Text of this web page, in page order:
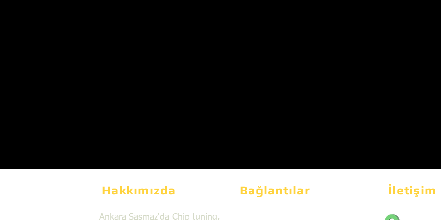
Hakkımızda Bağlantılar İletişim
Ankara Şaşmaz'da Chip tuning,